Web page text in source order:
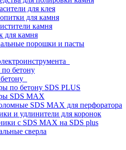
для клея
для камня
камня
для камня
порошки и пасты
бетону
по бетону SDS PLUS
SDS MAX
SDS MAX для перфоратора
и удлинители для коронок
с SDS MAX на SDS plus
сверла